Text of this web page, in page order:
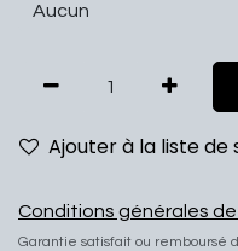
Ajouter à la liste de
Conditions générales
Garantie satisfait ou remboursé